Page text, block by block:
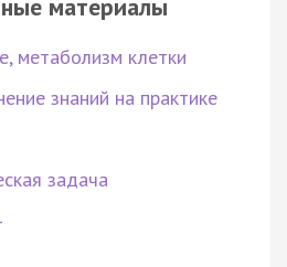
материалы
метаболизм клетки
знаний на практике
задача